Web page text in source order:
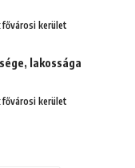
fővárosi kerület
lakossága
fővárosi kerület